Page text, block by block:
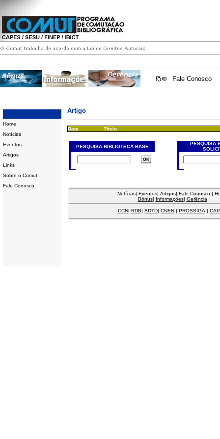
Fale Conosco
Home
Notícias
Eventos
Artigos
Links
Sobre o Comut
Fale Conosco
Artigo
Data Título
PESQUISA BIBLIOTECA BASE
PESQUISA
Notícias| Eventos| Artigos| Fale Conosco |
Bônus| Informações| Gerência
CCN| BDB| BDTD| CNEN | PROSSIGA |